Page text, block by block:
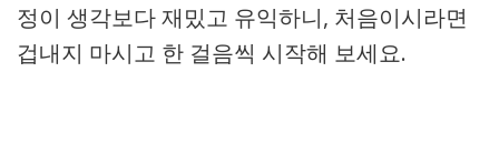
정이 생각보다 재밌고 유익하니, 처음이시라면
겁내지 마시고 한 걸음씩 시작해 보세요.